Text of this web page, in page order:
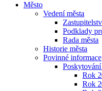
Město
Vedení města
Podklady
Rada města
Historie města
Povinné informace
Rok
Rok